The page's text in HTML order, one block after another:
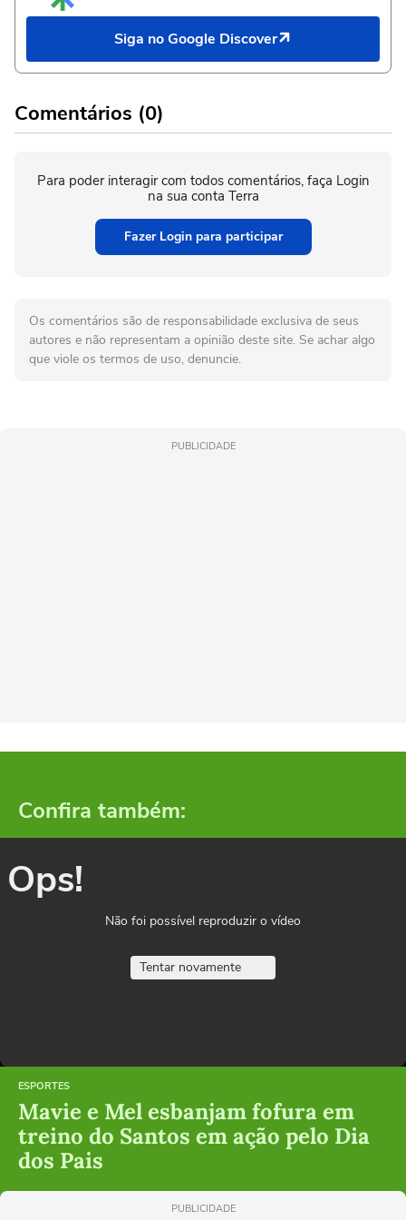
Siga no Google Discover
Comentários (0)
Para poder interagir com todos comentários, faça Login
na sua conta Terra
Fazer Login para participar
Os comentários são de responsabilidade exclusiva de seus
autores e não representam a opinião deste site. Se achar algo
que viole os termos de uso, denuncie.
PUBLICIDADE
Confira também:
Ops!
Não foi possível reproduzir o vídeo
Tentar novamente
ESPORTES
Mavie e Mel esbanjam fofura em
treino do Santos em ação pelo Dia
dos Pais
PUBLICIDADE